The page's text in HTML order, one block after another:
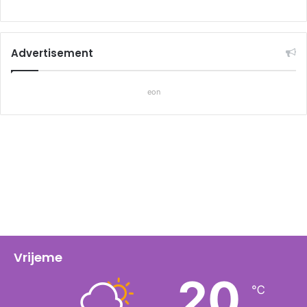
Advertisement
eon
Vrijeme
℃